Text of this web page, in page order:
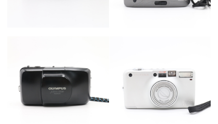
カテゴリー カメラ・レンズ
カテゴリー カメラ・レンズ